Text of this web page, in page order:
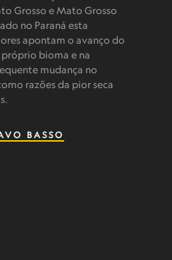
Grosso e Mato Grosso
no Paraná esta
apontam o avanço do
bioma e na
mudança no
razões da pior seca
BASSO